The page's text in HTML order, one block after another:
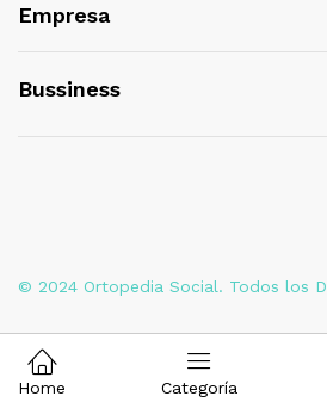
Empresa
Bussiness
© 2024 Ortopedia Social. Todos los
Home Categoría